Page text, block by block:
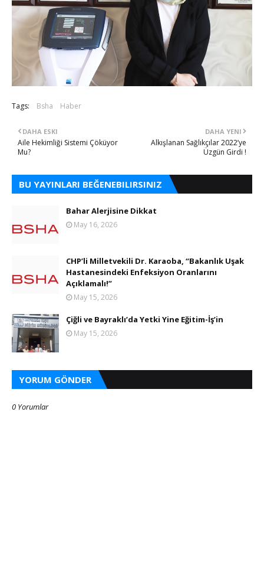
Tags: Bsha Haber
DAHA YENI
Alkışlanan Sağlıkçılar 2022’ye
Üzgün Girdi !
DAHA ESKI
Aile Hekimliği Sistemi Çöküyor
Mu?
BU YAYINLARI BEĞENEBILIRSINIZ
Bahar Alerjisine Dikkat
May 16, 2026
CHP’li Milletvekili Dr. Karaoba, “Bakanlık Uşak
Hastanesindeki Enfeksiyon Oranlarını
Açıklamalı!”
May 15, 2026
Çiğli ve Bayraklı’da Yetki Yine Eğitim-İş’in
May 15, 2026
YORUM GÖNDER
0 Yorumlar